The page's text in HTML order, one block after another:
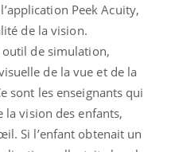
Peek Acuity,
de la vision.
de simulation,
de la vue et de la
sont les enseignants qui
la vision des enfants,
Si l’enfant obtenait un